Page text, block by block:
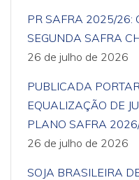
PR SAFRA 2025/26:
SEGUNDA SAFRA
26 de julho de 2026
PUBLICADA
EQUALIZAÇÃO DE
PLANO SAFRA
26 de julho de 2026
SOJA BRASILEIRA